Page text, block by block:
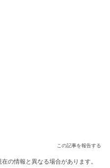
この記事を報告する
の情報と異なる場合があります。